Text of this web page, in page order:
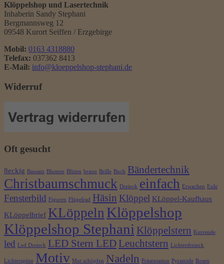
Klöppelshop und Lasertechnik
Inhaberin Sandy Stephani
Bergmannsweg 12
09548 Kurort Seiffen / Erzgebirge
Mobil: 0163 4318880
Telefax: 037362 8413
E-Mail: info@kloeppelshop-stephani.de
Widerruf
Oft gesucht
8eckig Bausatz Blumen Blüten braun Brille Buch Bändertechnik
Christbaumschmuck Dreieck einfach Erwachen Eule
Fensterbild Figuren Flügelrad Häsin Klöppel KLöppel-Kaufhaus
KLöppelbrief KLöppeln Klöppelshop
Klöppelshop Stephani Klöppelstern Kurrende
led Led Dreieck LED Stern LED Leuchtstern Lichterdreieck
Lichterspitze Motiv Mut schöpfen Nadeln Präsentation Pyramide Rosen